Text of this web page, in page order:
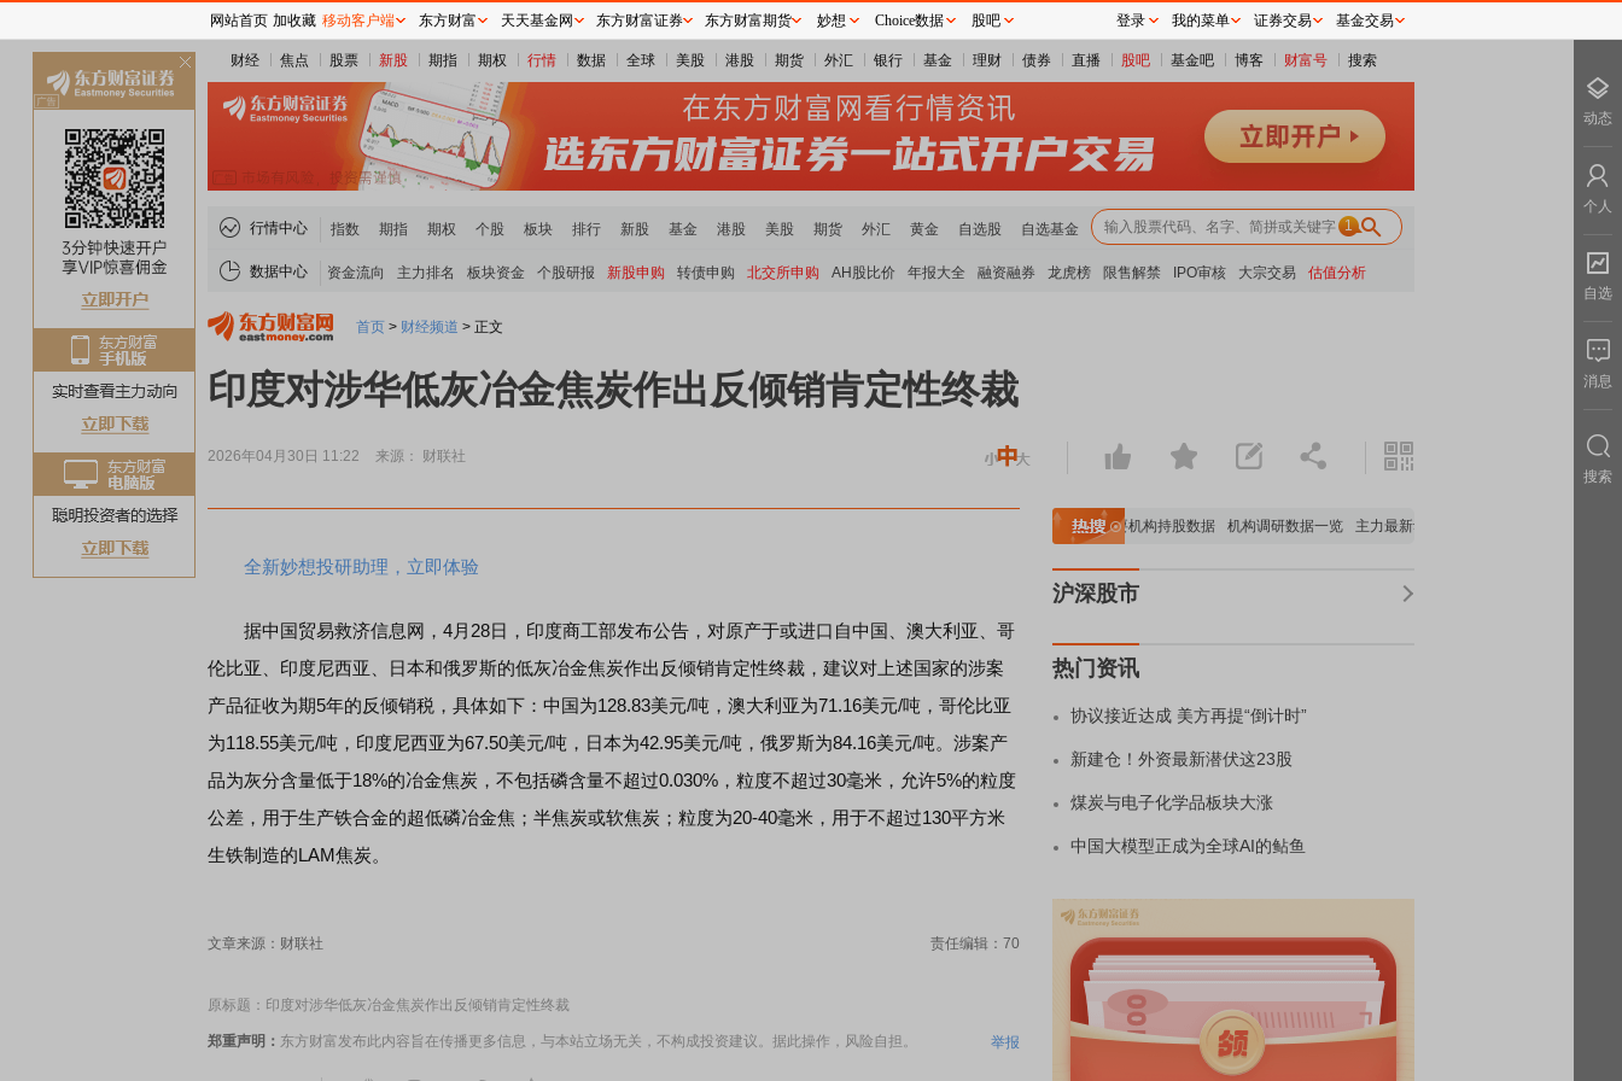
财经 焦点 股票 新股 期指 期权 行情 数据 全球 美股 港股 期货 外汇 银行 基金 理财 债券 直播 股吧 基金吧 博客 财富号 搜索
行情中心 指数 期指 期权 个股 板块 排行 新股 基金 港股 美股 期货 外汇 黄金 自选股 自选基金 1
数据中心 资金流向 主力排名 板块资金 个股研报 新股申购 转债申购 北交所申购 AH股比价 年报大全 融资融券 龙虎榜 限售解禁 IPO审核 大宗交易 估值分析
首页 > 财经频道 > 正文
印度对涉华低灰冶金焦炭作出反倾销肯定性终裁
2026年04月30日 11:22 来源： 财联社
全新妙想投研助理，立即体验
据中国贸易救济信息网，4月28日，印度商工部发布公告，对原产于或进口自中国、澳大利亚、哥
伦比亚、印度尼西亚、日本和俄罗斯的低灰冶金焦炭作出反倾销肯定性终裁，建议对上述国家的涉案
产品征收为期5年的反倾销税，具体如下：中国为128.83美元/吨，澳大利亚为71.16美元/吨，哥伦比亚
为118.55美元/吨，印度尼西亚为67.50美元/吨，日本为42.95美元/吨，俄罗斯为84.16美元/吨。涉案产
品为灰分含量低于18%的冶金焦炭，不包括磷含量不超过0.030%，粒度不超过30毫米，允许5%的粒度
公差，用于生产铁合金的超低磷冶金焦；半焦炭或软焦炭；粒度为20-40毫米，用于不超过130平方米
生铁制造的LAM焦炭。
文章来源：财联社 责任编辑：70
原标题：印度对涉华低灰冶金焦炭作出反倾销肯定性终裁
郑重声明： 东方财富发布此内容旨在传播更多信息，与本站立场无关，不构成投资建议。据此操作，风险自担。 举报
A股估值分析全览 重要机构持股数据 机构调研数据一览 主力最新动向
沪深股市
热门资讯
协议接近达成 美方再提“倒计时”
新建仓！外资最新潜伏这23股
煤炭与电子化学品板块大涨
中国大模型正成为全球AI的鲇鱼
网站首页 加收藏 移动客户端 东方财富 天天基金网 东方财富证券 东方财富期货 妙想 Choice数据 股吧 登录 我的菜单 证券交易 基金交易
动态
个人
自选
消息
搜索
关